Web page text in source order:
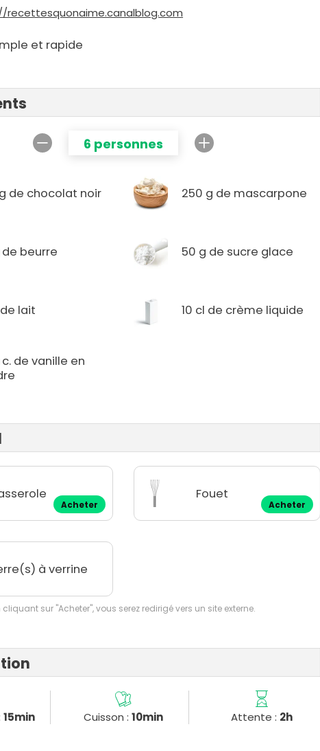
recettesquonaime.canalblog.com
et rapide
6 personnes
de chocolat noir 250 g de mascarpone
beurre 50 g de sucre glace
lait 10 cl de crème liquide
c. de vanille en
Acheter
Fouet
Acheter
à verrine
cliquant sur "Acheter", vous serez redirigé vers un site externe.
15min Cuisson :10min Attente : 2h